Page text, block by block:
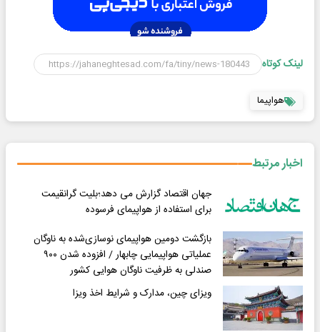
لینک کوتاه
هواپیما
اخبار مرتبط
جهان اقتصاد گزارش می دهد؛بلیت گرانقیمت
برای استفاده از هواپیمای فرسوده
بازگشت دومین هواپیمای نوسازی‌شده به ناوگان
عملیاتی هواپیمایی چابهار / افزوده شدن ۹۰۰
صندلی به ظرفیت ناوگان هوایی کشور
ویزای چین، مدارک و شرایط اخذ ویزا